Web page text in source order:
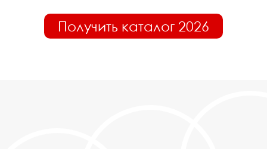
Получить каталог 2026